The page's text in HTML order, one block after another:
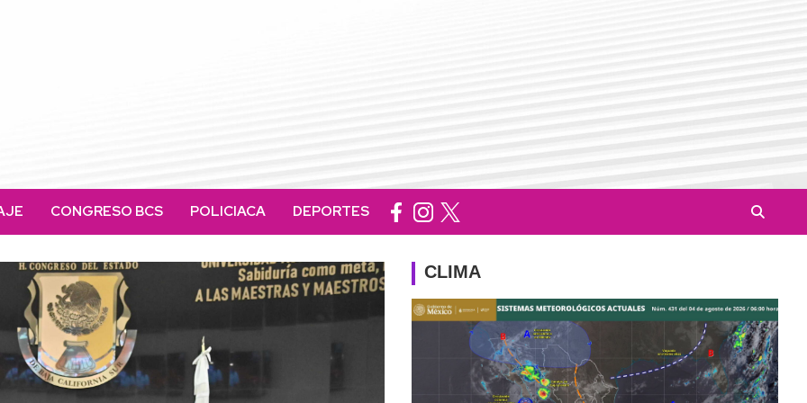
CONGRESO BCS POLICIACA DEPORTES
CLIMA